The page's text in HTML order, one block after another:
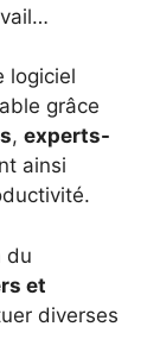
logiciel
grâce
, experts-
ainsi
du
et
diverses